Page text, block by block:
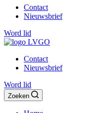
Contact
Nieuwsbrief
Word lid
Contact
Nieuwsbrief
Word lid
Zoeken